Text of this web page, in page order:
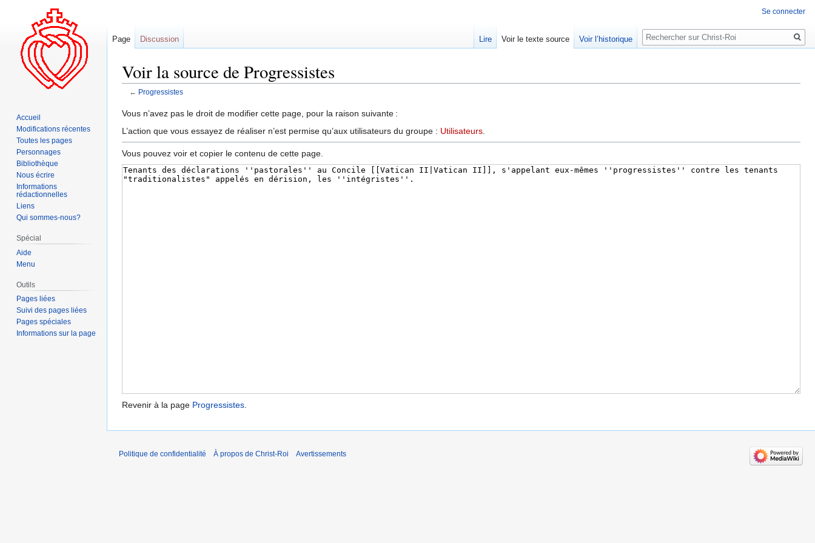
Voir la source de Progressistes
← Progressistes
Aller
à
navigation
Aller
à
recherche
Vous n’avez pas le droit de modifier cette page, pour la raison suivante :
L’action que vous essayez de réaliser n’est permise qu’aux utilisateurs du groupe : Utilisateurs
Vous pouvez voir et copier le contenu de cette page.
Revenir à la page Progressistes.
Se connecter
Page Discussion Lire Voir le texte source Voir l’historique
Rechercher
Accueil
Modifications récentes
Toutes les pages
Personnages
Bibliothèque
Nous écrire
Informations
rédactionnelles
Liens
Qui sommes-nous?
Spécial
Aide
Menu
Outils
Pages liées
Suivi des pages liées
Pages spéciales
Informations sur la page
Politique de confidentialité À propos de Christ-Roi Avertissements